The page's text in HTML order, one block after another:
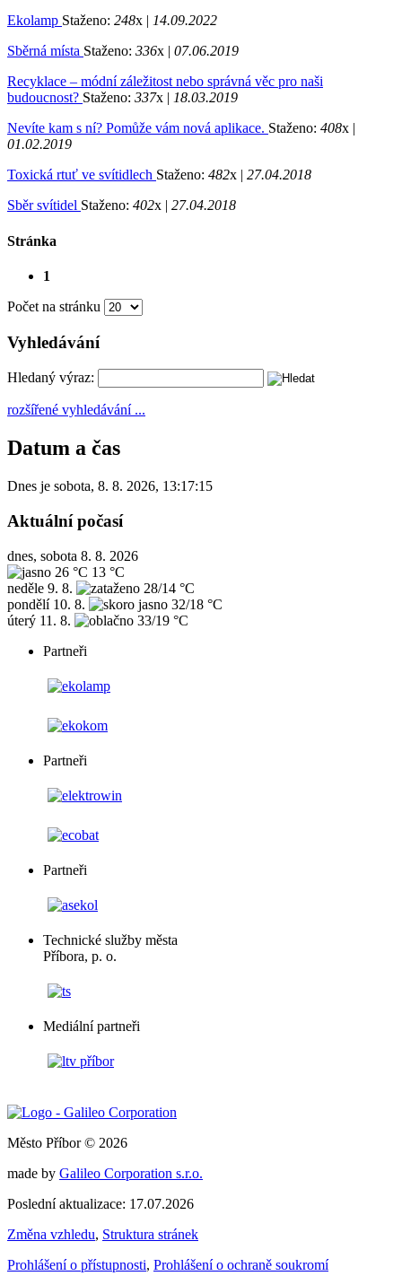
Ekolamp Staženo: 248x | 14.09.2022
Sběrná místa Staženo: 336x | 07.06.2019
Recyklace – módní záležitost nebo správná věc pro naši
budoucnost? Staženo: 337x | 18.03.2019
Nevíte kam s ní? Pomůže vám nová aplikace. Staženo: 408x |
01.02.2019
Toxická rtuť ve svítidlech Staženo: 482x | 27.04.2018
Sběr svítidel Staženo: 402x | 27.04.2018
Stránka
1
Počet na stránku
Vyhledávání
Hledaný výraz:
rozšířené vyhledávání ...
Datum a čas
Dnes je sobota, 8. 8. 2026, 13:17:15
Aktuální počasí
dnes, sobota 8. 8. 2026
26 °C 13 °C
neděle 9. 8.
28/14 °C
pondělí 10. 8.
32/18 °C
úterý 11. 8.
33/19 °C
Partneři
Partneři
Partneři
Technické služby města
Příbora, p. o.
Mediální partneři
Město Příbor © 2026
made by Galileo Corporation s.r.o.
Poslední aktualizace: 17.07.2026
Změna vzhledu, Struktura stránek
Prohlášení o přístupnosti, Prohlášení o ochraně soukromí